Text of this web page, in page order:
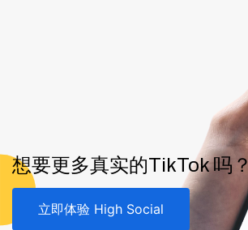
想要更多真实的TikTok 吗？
立即体验 High Social